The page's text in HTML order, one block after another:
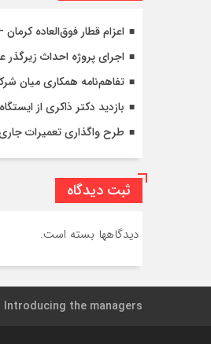
اعزام قطار فوق‌العاده
اجرای پروژه احداث زیرگذر
تفاهم‌نامه همکاری میان
بازدید دکتر ذاکری از
طرح واگذاری تعمیرات
ثبت دیدگاه
دیدگاهها بسته است.
Introducing the managers